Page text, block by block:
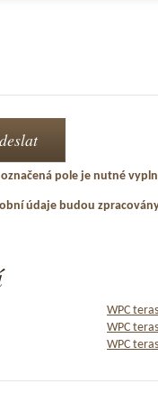
pole je nutné
údaje budou
WPC
WPC
WPC